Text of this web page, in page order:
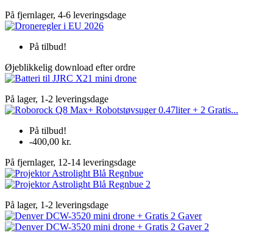
På fjernlager, 4-6 leveringsdage
På tilbud!
Øjeblikkelig download efter ordre
På lager, 1-2 leveringsdage
På tilbud!
-400,00 kr.
På fjernlager, 12-14 leveringsdage
På lager, 1-2 leveringsdage